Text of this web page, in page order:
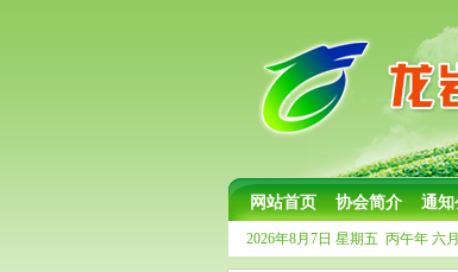
网站首页 协会简介 通知
2026年8月7日 星期五 丙午年 六